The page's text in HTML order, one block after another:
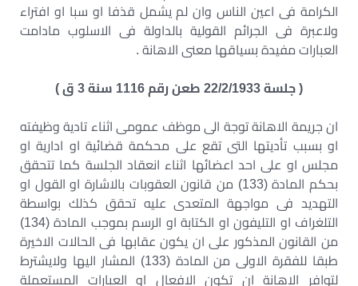
الكرامة فى اعين الناس وان لم يشمل قذفا او سبا او افتراء
ولاعبرة فى الجرائم القولية بالداولة فى الاسلوب مادامت
العبارات مفيدة بسياقها معنى الاهانة .
( جلسة 22/2/1933 طعن رقم 1116 سنة 3 ق )
ان جريمة الاهانة توجة الى موظف عمومى اثناء تادية وظيفته
او بسبب تأديتها التى تقع على محكمة قضائية او ادارية او
مجلس او على احد اعضائها اثناء انعقاد الجلسة كما تتحقق
بحكم المادة (133) من قانون العقوبات بالاشارة او القول او
التهديد فى مواجهة المتعدى عليه تحقق كذلك بواسطة
التلغراف او التليفون او الكتابة او الرسم بموجب المادة (134)
من القانون المذكور على ان يكون عقابها فى الحالات الاخيرة
طبقا للفقرة الاولى من المادة (133) المشار اليها ولايشترط
لتوافر الاهانة ان تكون الافعال او العبارات المستعملة